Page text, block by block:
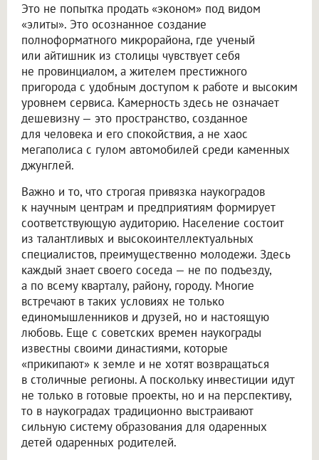
Это не попытка продать «эконом» под видом
«элиты». Это осознанное создание
полноформатного микрорайона, где ученый
или айтишник из столицы чувствует себя
не провинциалом, а жителем престижного
пригорода с удобным доступом к работе и высоким
уровнем сервиса. Камерность здесь не означает
дешевизну — это пространство, созданное
для человека и его спокойствия, а не хаос
мегаполиса с гулом автомобилей среди каменных
джунглей.
Важно и то, что строгая привязка наукоградов
к научным центрам и предприятиям формирует
соответствующую аудиторию. Население состоит
из талантливых и высокоинтеллектуальных
специалистов, преимущественно молодежи. Здесь
каждый знает своего соседа — не по подъезду,
а по всему кварталу, району, городу. Многие
встречают в таких условиях не только
единомышленников и друзей, но и настоящую
любовь. Еще с советских времен наукограды
известны своими династиями, которые
«прикипают» к земле и не хотят возвращаться
в столичные регионы. А поскольку инвестиции идут
не только в готовые проекты, но и на перспективу,
то в наукоградах традиционно выстраивают
сильную систему образования для одаренных
детей одаренных родителей.